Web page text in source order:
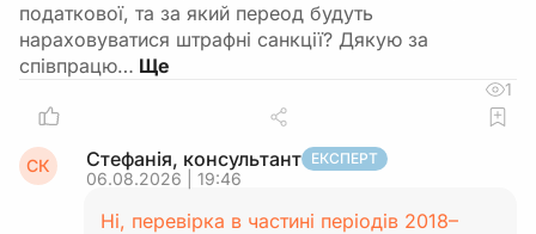
податкової, та за який переод будуть
нараховуватися штрафні санкції? Дякую за
співпрацю…
1
СК Стефанія, консультант ЕКСПЕРТ
06.08.2026 | 19:46
Ні, перевірка в частині періодів 2018–